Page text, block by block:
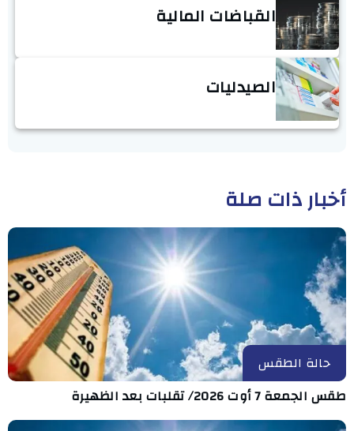
القباضات المالية
الصيدليات
أخبار ذات صلة
حالة الطقس
طقس الجمعة 7 أوت 2026/ تقلبات بعد الظهيرة